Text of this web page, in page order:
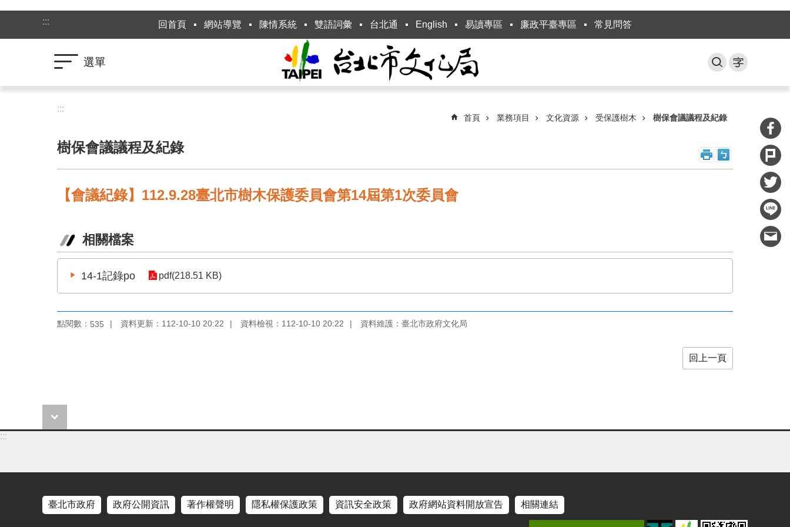
跳到主要內容區塊
:::
回首頁 網站導覽 陳情系統 雙語詞彙 台北通 English 易讀專區 廉政平臺專區 常見問答
選單
:::
首頁 業務項目 文化資源 受保護樹木 樹保會議議程及紀錄
樹保會議議程及紀錄
【會議紀錄】112.9.28臺北市樹木保護委員會第14屆第1次委員會
相關檔案
14-1記錄po pdf(218.51 KB)
點閱數： 535 資料更新：112-10-10 20:22 資料檢視：112-10-10 20:22 資料維護：臺北市政府文化局
回上一頁
:::
臺北市政府 政府公開資訊 著作權聲明 隱私權保護政策 資訊安全政策 政府網站資料開放宣告 相關連結